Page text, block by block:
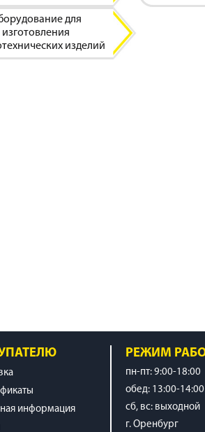
для
изготовления
изделий
информация
РЕЖИМ
пн-пт: 9:00-18:00
обед: 13:00-14:00
cб, вс: выходной
г. Оренбург